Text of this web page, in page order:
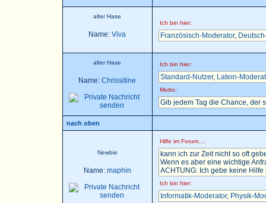
alter Hase
Name: Viva
Ich bin hier:
Französisch-Moderator,
alter Hase
Name: Chrissitine
Ich bin hier:
Standard-Nutzer, Latein-
Motto:
Gib jedem Tag die Chance, der
nach oben
Newbie
Name: maphin
Hilfe im Forum...:
kann ich zur Zeit nicht so oft
Wenn es aber eine wichtige
ACHTUNG: Ich gebe keine
Ich bin hier:
Informatik-Moderator, Physik-